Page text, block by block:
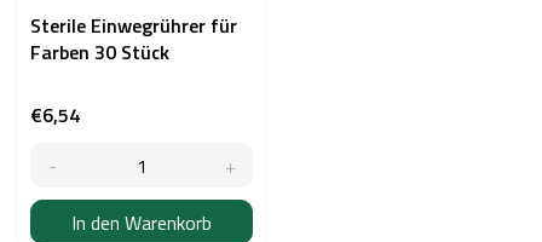
Sterile Einwegrührer für
Farben 30 Stück
€6,54
In den Warenkorb